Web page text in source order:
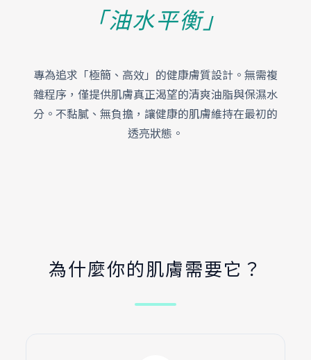
「油水平衡」
專為追求「極簡、高效」的健康膚質設計。無需複
雜程序，僅提供肌膚真正渴望的清爽油脂與保濕水
分。不黏膩、無負擔，讓健康的肌膚維持在最初的
透亮狀態。
為什麼你的肌膚需要它？